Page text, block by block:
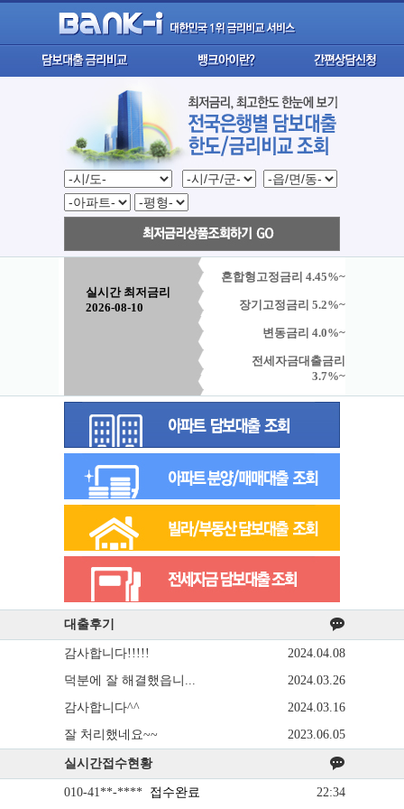
실시간 최저금리
2026-08-10
혼합형고정금리 4.45%~
장기고정금리 5.2%~
변동금리 4.0%~
전세자금대출금리
3.7%~
대출후기
감사합니다!!!!!
2024.04.08
덕분에 잘 해결했읍니...
2024.03.26
감사합니다^^
2024.03.16
잘 처리했네요~~
2023.06.05
실시간접수현황
010-41**-**** 접수완료 22:34